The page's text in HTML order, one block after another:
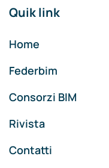
Quik link
Home
Federbim
Consorzi BIM
Rivista
Contatti